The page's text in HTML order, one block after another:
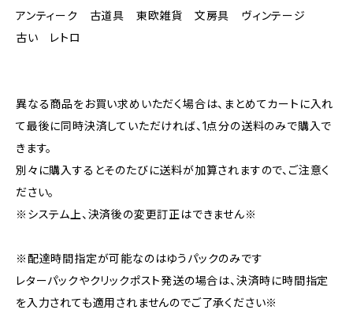
アンティーク 古道具 東欧雑貨 文房具 ヴィンテージ
古い レトロ
異なる商品をお買い求めいただく場合は、まとめてカートに入れ
て最後に同時決済していただければ、1点分の送料のみで購入で
きます。
別々に購入するとそのたびに送料が加算されますので、ご注意く
ださい。
※システム上、決済後の変更訂正はできません※
※配達時間指定が可能なのはゆうパックのみです
レターパックやクリックポスト発送の場合は、決済時に時間指定
を入力されても適用されませんのでご了承ください※